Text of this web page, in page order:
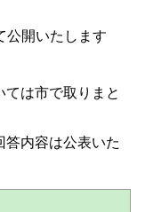
公開いたします
ては市で取りまと
答内容は公表いた